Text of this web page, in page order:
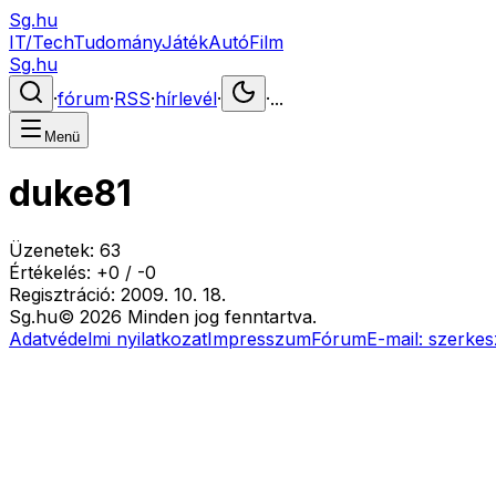
Sg.hu
IT/TechTudományJátékAutóFilm
Sg.hu
·fórum·RSS·hírlevél· ·...
Menü
duke81
Üzenetek: 63
Értékelés: +0 / -0
Regisztráció: 2009. 10. 18.
Sg.hu© 2026 Minden jog fenntartva.
Adatvédelmi nyilatkozatImpresszumFórumE-mail: